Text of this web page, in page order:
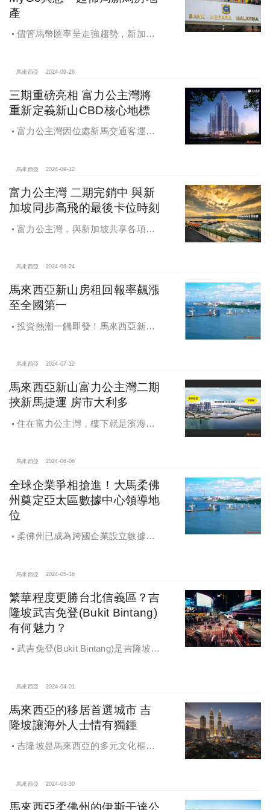
產
儘管馬幣匯率呈走強趨勢，新加坡
及2026年新柔捷運完工等話題，讓星
長。
馬來西亞 2024-09-26
三期重磅亮相 富力公主灣將
重新定義新山CBD核心地標
富力公主灣因位處新馬交通客運樞
乘，最豐富的陸上交通選擇盡在富力
馬來西亞 2024-09-12
富力公主灣 二期完銷中 與新
加坡同步高飛的最後卡位時刻
富力公主灣，與新加坡共享各項利
馬來西亞 2024-08-24
馬來西亞新山房租回報率飆漲
至全國第一
投資熱潮一觸即發！馬來西亞新山
馬來西亞 2024-07-12
馬來西亞新山富力公主灣二期
挾新馬捷運 房市大利多
住在富力公主灣，樓下就是濱海複
利。
馬來西亞 2024-06-06
全球企業爭相搶進！大馬柔佛
州奠定亞太區數據中心領導地
位
柔佛州已成為跨國企業設立數據中
馬來西亞 2024-05-16
繁華程度更勝台北信義區？吉
隆坡武吉免登(Bukit Bintang)
有何魅力？
武吉免登(Bukit Bintang)是吉隆坡最
稀缺。
馬來西亞 2024-04-01
馬來西亞的移居首選城市 吉
隆坡讓海外人士情有獨鍾
吉隆坡是馬來西亞的多元文化樞
馬來西亞 2024-03-30
馬來西亞柔佛州的伊斯干達公